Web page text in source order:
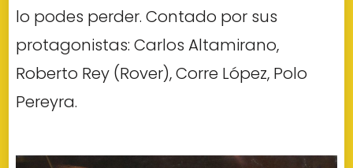
lo podes perder. Contado por sus
protagonistas: Carlos Altamirano,
Roberto Rey (Rover), Corre López, Polo
Pereyra.